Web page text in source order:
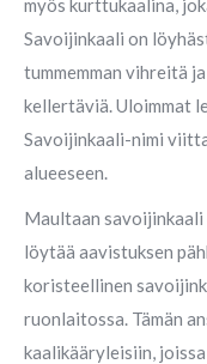
myös kurttukaalina,
Savoijinkaali on
tummemman vihreitä
kellertäviä. Uloimmat
Savoijinkaali-nimi
alueeseen.
Maultaan savoijinkaali
löytää aavistuksen
koristeellinen
ruonlaitossa. Tämän
kaalikääryleisiin,